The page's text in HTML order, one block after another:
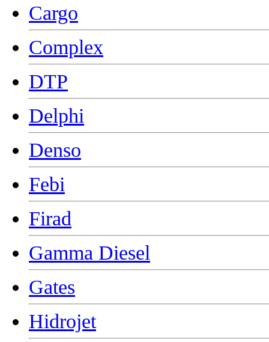
Cargo
Complex
DTP
Delphi
Denso
Febi
Firad
Gamma Diesel
Gates
Hidrojet